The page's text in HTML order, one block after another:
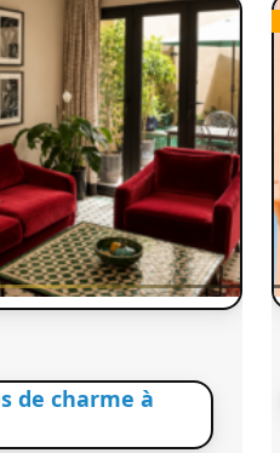
de charme à